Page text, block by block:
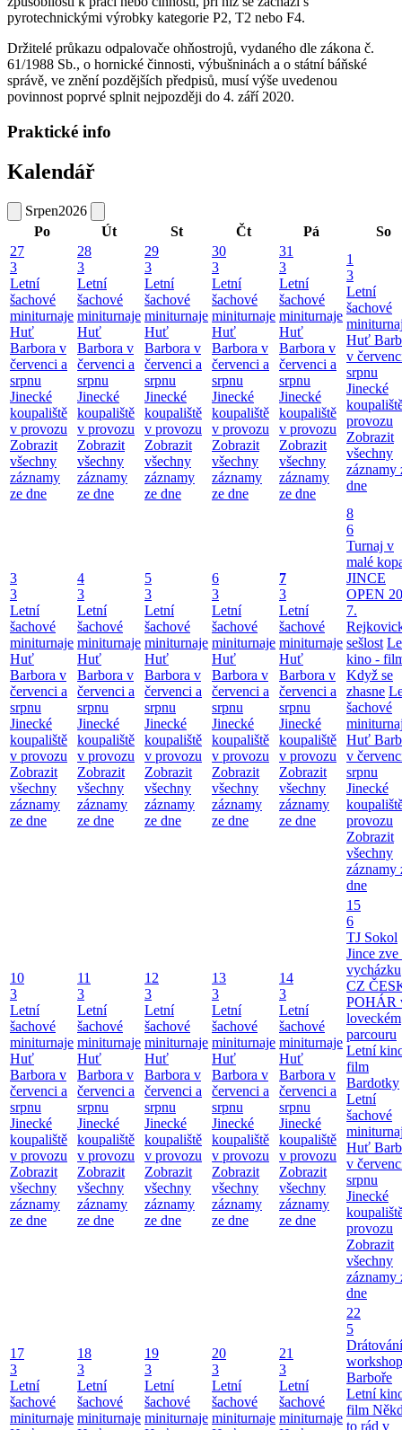
pyrotechnickými výrobky kategorie P2, T2 nebo F4.
Držitelé průkazu odpalovače ohňostrojů, vydaného dle zákona č.
61/1988 Sb., o hornické činnosti, výbušninách a o státní báňské
správě, ve znění pozdějších předpisů, musí výše uvedenou
povinnost poprvé splnit nejpozději do 4. září 2020.
Praktické info
Kalendář
Srpen2026
Po
Út St Čt Pá
So
27
3
Letní
šachové
miniturnaje
Huť
Barbora v
červenci a
srpnu
Jinecké
koupaliště
v provozu
Zobrazit
všechny
záznamy
ze dne
28
3
Letní
šachové
miniturnaje
Huť
Barbora v
červenci a
srpnu
Jinecké
koupaliště
v provozu
Zobrazit
všechny
záznamy
ze dne
29
3
Letní
šachové
miniturnaje
Huť
Barbora v
červenci a
srpnu
Jinecké
koupaliště
v provozu
Zobrazit
všechny
záznamy
ze dne
30
3
Letní
šachové
miniturnaje
Huť
Barbora v
červenci a
srpnu
Jinecké
koupaliště
v provozu
Zobrazit
všechny
záznamy
ze dne
31
3
Letní
šachové
miniturnaje
Huť
Barbora v
červenci a
srpnu
Jinecké
koupaliště
v provozu
Zobrazit
všechny
záznamy
ze dne
1
3
Letní
šachové
Huť
v
srpnu
Jinecké
provozu
Zobrazit
všechny
záznamy
dne
3
3
Letní
šachové
miniturnaje
Huť
Barbora v
červenci a
srpnu
Jinecké
koupaliště
v provozu
Zobrazit
všechny
záznamy
ze dne
4
3
Letní
šachové
miniturnaje
Huť
Barbora v
červenci a
srpnu
Jinecké
koupaliště
v provozu
Zobrazit
všechny
záznamy
ze dne
5
3
Letní
šachové
miniturnaje
Huť
Barbora v
červenci a
srpnu
Jinecké
koupaliště
v provozu
Zobrazit
všechny
záznamy
ze dne
6
3
Letní
šachové
miniturnaje
Huť
Barbora v
červenci a
srpnu
Jinecké
koupaliště
v provozu
Zobrazit
všechny
záznamy
ze dne
7
3
Letní
šachové
miniturnaje
Huť
Barbora v
červenci a
srpnu
Jinecké
koupaliště
v provozu
Zobrazit
všechny
záznamy
ze dne
8
6
Turnaj v
malé
JINCE
OPEN
7.
sešlost
kino -
Když se
zhasne
šachové
Huť
v
srpnu
Jinecké
provozu
Zobrazit
všechny
záznamy
dne
10
3
Letní
šachové
miniturnaje
Huť
Barbora v
červenci a
srpnu
Jinecké
koupaliště
v provozu
Zobrazit
všechny
záznamy
ze dne
11
3
Letní
šachové
miniturnaje
Huť
Barbora v
červenci a
srpnu
Jinecké
koupaliště
v provozu
Zobrazit
všechny
záznamy
ze dne
12
3
Letní
šachové
miniturnaje
Huť
Barbora v
červenci a
srpnu
Jinecké
koupaliště
v provozu
Zobrazit
všechny
záznamy
ze dne
13
3
Letní
šachové
miniturnaje
Huť
Barbora v
červenci a
srpnu
Jinecké
koupaliště
v provozu
Zobrazit
všechny
záznamy
ze dne
14
3
Letní
šachové
miniturnaje
Huť
Barbora v
červenci a
srpnu
Jinecké
koupaliště
v provozu
Zobrazit
všechny
záznamy
ze dne
15
6
TJ Sokol
Jince zve
vycházku
CZ
POHÁR
loveckém
parcouru
Letní
film
Bardotky
Letní
šachové
Huť
v
srpnu
Jinecké
provozu
Zobrazit
všechny
záznamy
dne
17
3
Letní
šachové
miniturnaje
18
3
Letní
šachové
miniturnaje
19
3
Letní
šachové
miniturnaje
20
3
Letní
šachové
miniturnaje
21
3
Letní
šachové
miniturnaje
22
5
Barboře
Letní
film
to rád v